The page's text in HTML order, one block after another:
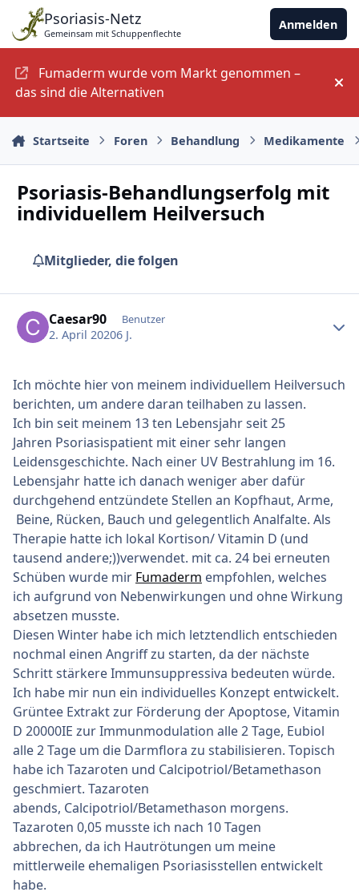
Zu Inhalt springen
Psoriasis-Netz
Gemeinsam mit Schuppenflechte
Anmelden
Fumaderm wurde vom Markt genommen –
das sind die Alternativen
Startseite Foren Behandlung Medikamente
Psoriasis-Behandlungserfolg mit
individuellem Heilversuch
Mitglieder, die folgen
Caesar90 Benutzer
2. April 20206 J.
Ich möchte hier von meinem individuellem Heilversuch
berichten, um andere daran teilhaben zu lassen.
Ich bin seit meinem 13 ten Lebensjahr seit 25
Jahren Psoriasispatient mit einer sehr langen
Leidensgeschichte. Nach einer UV Bestrahlung im 16.
Lebensjahr hatte ich danach weniger aber dafür
durchgehend entzündete Stellen an Kopfhaut, Arme,
Beine, Rücken, Bauch und gelegentlich Analfalte. Als
Therapie hatte ich lokal Kortison/ Vitamin D (und
tausend andere;))verwendet. mit ca. 24 bei erneuten
Schüben wurde mir Fumaderm empfohlen, welches
ich aufgrund von Nebenwirkungen und ohne Wirkung
absetzen musste.
Diesen Winter habe ich mich letztendlich entschieden
nochmal einen Angriff zu starten, da der nächste
Schritt stärkere Immunsuppressiva bedeuten würde.
Ich habe mir nun ein individuelles Konzept entwickelt.
Grüntee Extrakt zur Förderung der Apoptose, Vitamin
D 20000IE zur Immunmodulation alle 2 Tage, Eubiol
alle 2 Tage um die Darmflora zu stabilisieren. Topisch
habe ich Tazaroten und Calcipotriol/Betamethason
geschmiert. Tazaroten
abends, Calcipotriol/Betamethason morgens.
Tazaroten 0,05 musste ich nach 10 Tagen
abbrechen, da ich Hautrötungen um meine
mittlerweile ehemaligen Psoriasisstellen entwickelt
habe.